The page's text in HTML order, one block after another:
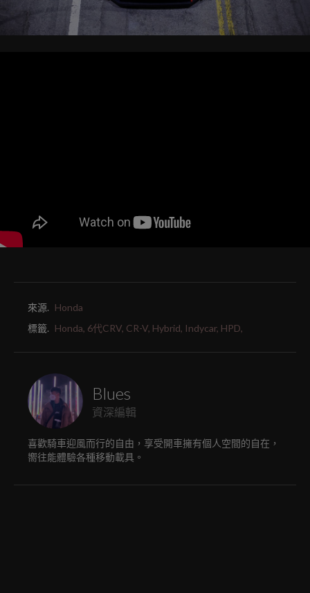
來源. Honda
標籤. Honda, 6代CRV, CR-V, Hybrid, Indycar, HPD,
Blues
資深編輯
喜歡騎車迎風而行的自由，享受開車擁有個人空間的自在，
嚮往能體驗各種移動載具。